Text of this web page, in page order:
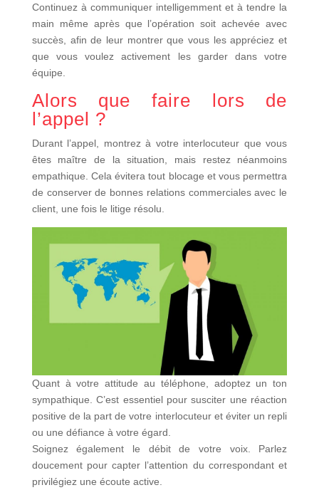
Continuez à communiquer intelligemment et à tendre la
main même après que l’opération soit achevée avec
succès, afin de leur montrer que vous les appréciez et
que vous voulez activement les garder dans votre
équipe.
Alors que faire lors de
l’appel ?
Durant l’appel, montrez à votre interlocuteur que vous
êtes maître de la situation, mais restez néanmoins
empathique. Cela évitera tout blocage et vous permettra
de conserver de bonnes relations commerciales avec le
client, une fois le litige résolu.
Quant à votre attitude au téléphone, adoptez un ton
sympathique. C’est essentiel pour susciter une réaction
positive de la part de votre interlocuteur et éviter un repli
ou une défiance à votre égard.
Soignez également le débit de votre voix. Parlez
doucement pour capter l’attention du correspondant et
privilégiez une écoute active.